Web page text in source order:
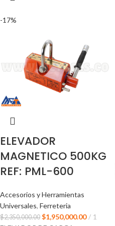
-17%
ELEVADOR
MAGNETICO 500KG
REF: PML-600
Accesorios y Herramientas
Universales, Ferreteria
$2,350,000.00 $1,950,000.00
1